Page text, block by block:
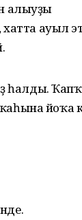
алыуҙы
ауыл
һалды.
йоҡа